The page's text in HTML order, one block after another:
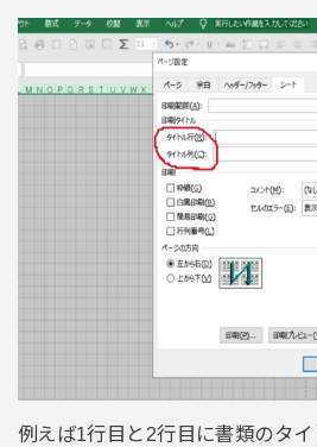
例えば1行目と2行目に書類のタ